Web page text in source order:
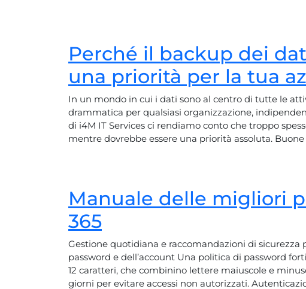
Perché il backup dei
una priorità per la tua
In un mondo in cui i dati sono al centro di tutte le
drammatica per qualsiasi organizzazione,
di i4M IT Services ci rendiamo conto che troppo
mentre dovrebbe essere una priorità assoluta.
Manuale delle migliori
365
Gestione quotidiana e raccomandazioni di sicurezza
password e dell’account Una politica di password
12 caratteri, che combinino lettere maiuscole e
giorni per evitare accessi non autorizzati.